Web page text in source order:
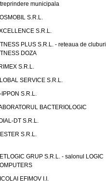
municipala
S.R.L.
S.R.L.
PLUS S.R.L. - reteaua de cluburi
DOZA
S.R.L.
SERVICE S.R.L.
IPPON S.R.L.
BACTERIOLOGIC
DT S.R.L.
S.R.L.
GRUP S.R.L. - salonul LOGIC
EFIMOV I.I.